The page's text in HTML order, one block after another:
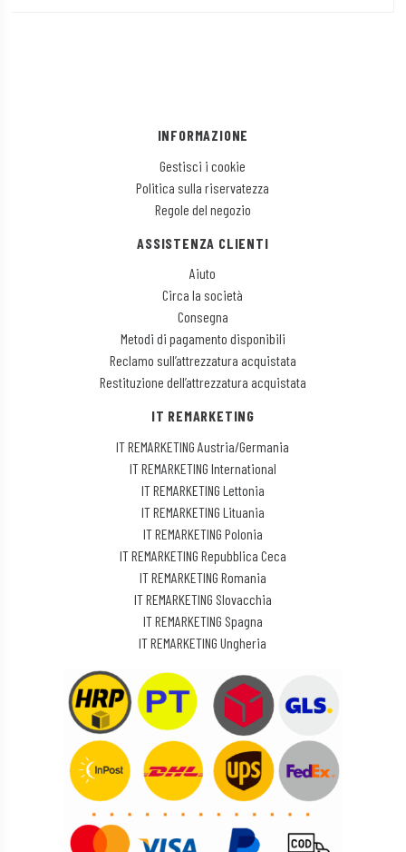
INFORMAZIONE
Gestisci i cookie
Politica sulla riservatezza
Regole del negozio
ASSISTENZA CLIENTI
Aiuto
Circa la società
Consegna
Metodi di pagamento disponibili
Reclamo sull’attrezzatura acquistata
Restituzione dell’attrezzatura acquistata
IT REMARKETING
IT REMARKETING Austria/Germania
IT REMARKETING International
IT REMARKETING Lettonia
IT REMARKETING Lituania
IT REMARKETING Polonia
IT REMARKETING Repubblica Ceca
IT REMARKETING Romania
IT REMARKETING Slovacchia
IT REMARKETING Spagna
IT REMARKETING Ungheria